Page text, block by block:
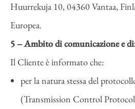
Huurrekuja 10, 04360 Vantaa,
Europea.
5 – Ambito di comunicazione e
Il Cliente è informato che:
per la natura stessa del
(Transmission Control